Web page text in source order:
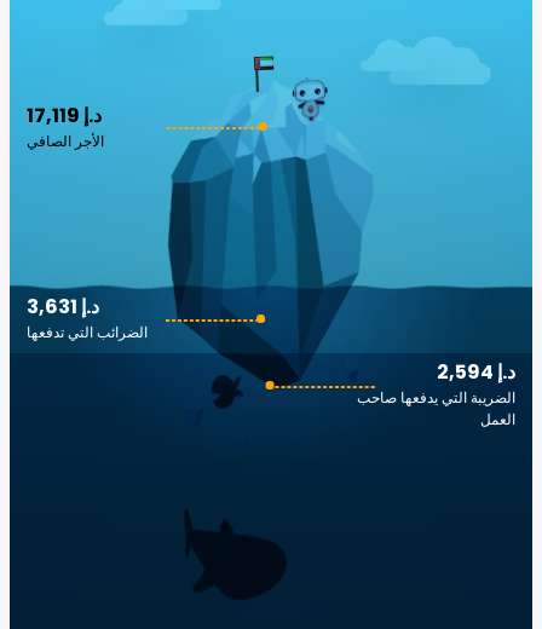
17,119 د.إ
الأجر الصافي
2,594 د.إ
الضريبة التي يدفعها صاحب
العمل
3,631 د.إ
الضرائب التي تدفعها